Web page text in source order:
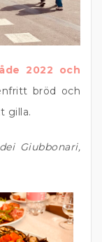
2022 och
bröd och
gilla.
Giubbonari,